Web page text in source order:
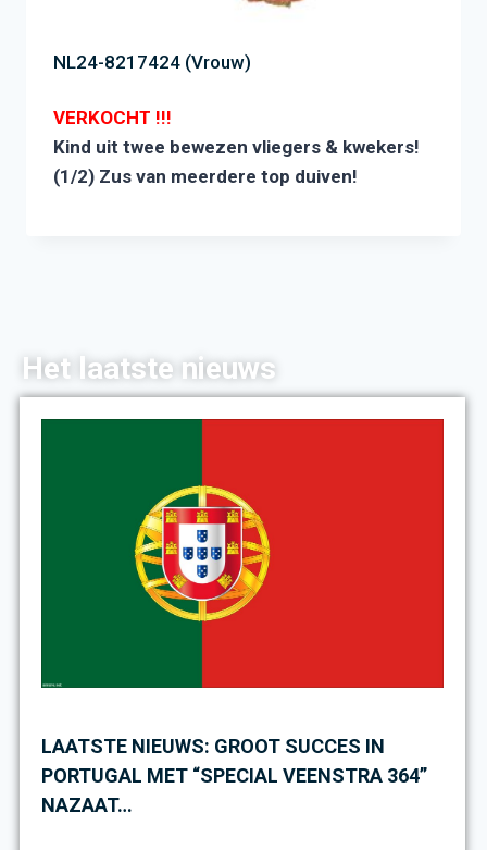
NL24-8217424 (Vrouw)
VERKOCHT !!!
Kind uit twee bewezen vliegers & kwekers!
(1/2) Zus van meerdere top duiven!
Het laatste nieuws
LAATSTE NIEUWS: GROOT SUCCES IN
PORTUGAL MET “SPECIAL VEENSTRA 364”
NAZAAT…